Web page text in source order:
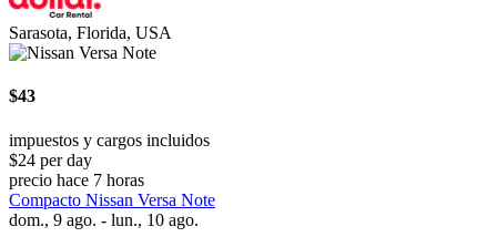
Sarasota, Florida, USA
$43
impuestos y cargos incluidos
$24 per day
precio hace 7 horas
Compacto Nissan Versa Note
dom., 9 ago. - lun., 10 ago.